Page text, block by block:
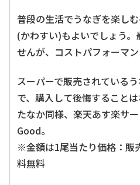
普段の生活でうなぎを楽し
(かわすい)もよいでしょう
せんが、コストパフォーマン
スーパーで販売されている
で、購入して後悔すること
たなか同様、楽天あす楽サ
Good。
※金額は1尾当たり価格：販
料無料